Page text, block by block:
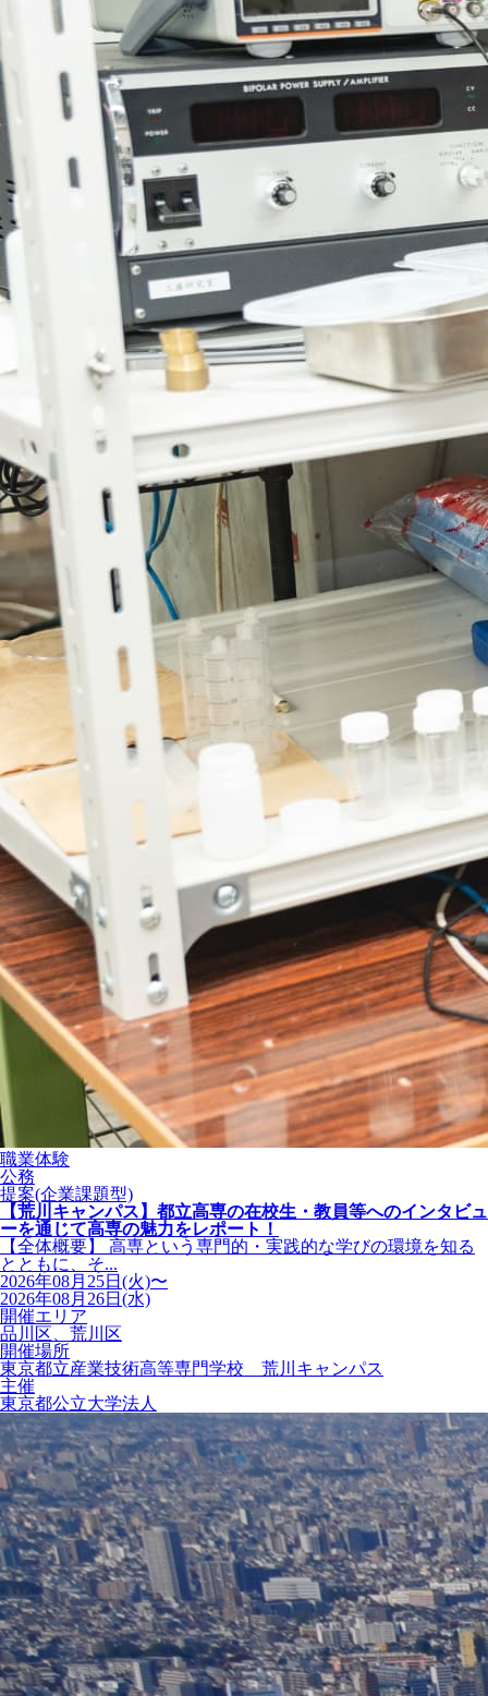
職業体験
公務
提案(企業課題型)
【荒川キャンパス】都立高専の在校生・教員等へのインタビュ
ーを通じて高専の魅力をレポート！
【全体概要】 高専という専門的・実践的な学びの環境を知る
とともに、そ...
2026年08月25日(火)〜
2026年08月26日(水)
開催エリア
品川区、荒川区
開催場所
東京都立産業技術高等専門学校 荒川キャンパス
主催
東京都公立大学法人